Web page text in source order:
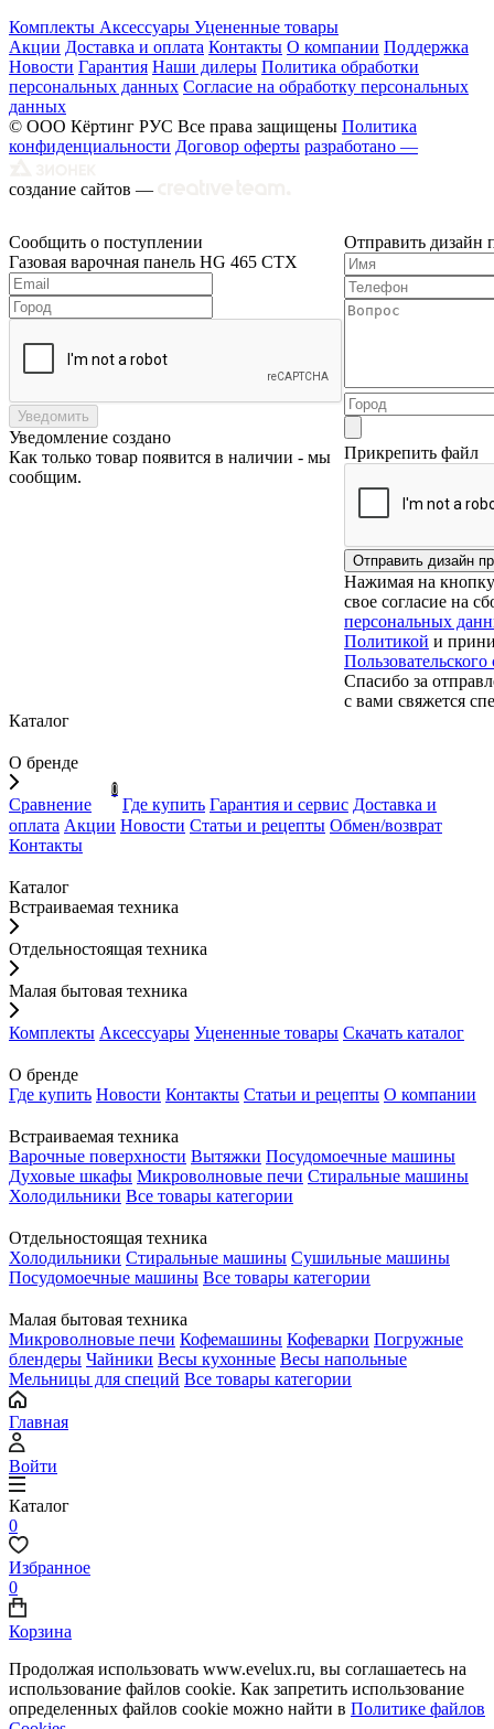
Комплекты Аксессуары Уцененные товары
Акции Доставка и оплата Контакты О компании Поддержка
Новости Гарантия Наши дилеры Политика обработки
персональных данных Согласие на обработку персональных
данных
© ООО Кёртинг РУС Все права защищены Политика
конфиденциальности Договор оферты разработано —
создание сайтов —
Сообщить о поступлении
Газовая варочная панель HG 465 CTX
Уведомить
Уведомление создано
Как только товар появится в наличии - мы
сообщим.
Отправить дизайн
Прикрепить файл
Нажимая на
свое согласие на
персональных
Политикой и
Спасибо за
с вами свяжется
Каталог
О бренде
Сравнение
0
Где купить Гарантия и сервис Доставка и
оплата Акции Новости Статьи и рецепты Обмен/возврат
Контакты
Каталог
Встраиваемая техника
Отдельностоящая техника
Малая бытовая техника
Комплекты Аксессуары Уцененные товары Скачать каталог
О бренде
Где купить Новости Контакты Статьи и рецепты О компании
Встраиваемая техника
Варочные поверхности Вытяжки Посудомоечные машины
Духовые шкафы Микроволновые печи Стиральные машины
Холодильники Все товары категории
Отдельностоящая техника
Холодильники Стиральные машины Сушильные машины
Посудомоечные машины Все товары категории
Малая бытовая техника
Микроволновые печи Кофемашины Кофеварки Погружные
блендеры Чайники Весы кухонные Весы напольные
Мельницы для специй Все товары категории
Главная
Войти
Каталог
0
Избранное
0
Корзина
Продолжая использовать www.evelux.ru, вы соглашаетесь на
использование файлов cookie. Как запретить использование
определенных файлов cookie можно найти в Политике файлов